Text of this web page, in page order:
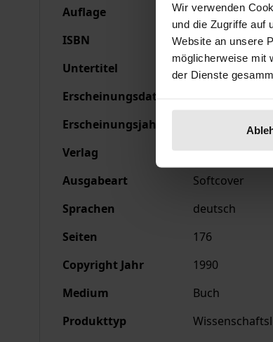
Wir verwenden
und die Zugriffe auf
Website an unsere
möglicherweise mit
der Dienste
Auflage
1
ISBN
978-3-495-
Untertitel
Studien zu
Erscheinungsdatum
Erscheinungsjahr
Verlag
Karl-Alber-
Ausgabeart
Softcover
Sprachen
deutsch
Seiten
176
Copyright Jahr
1990
Medium
Buch
Produkttyp